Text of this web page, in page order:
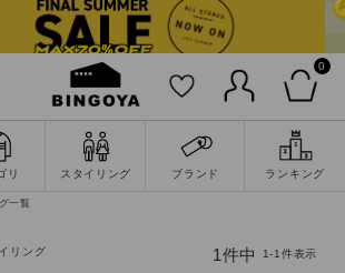
0
リ スタイリング ブランド ランキング
詳細検索
一覧
1件中 1-1件表示